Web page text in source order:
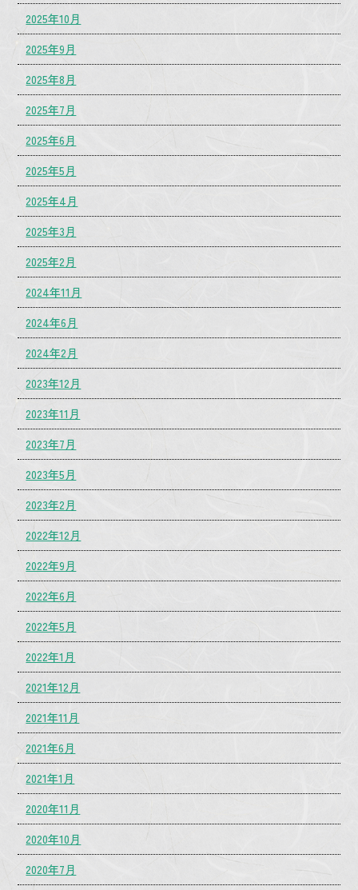
2025年10月
2025年9月
2025年8月
2025年7月
2025年6月
2025年5月
2025年4月
2025年3月
2025年2月
2024年11月
2024年6月
2024年2月
2023年12月
2023年11月
2023年7月
2023年5月
2023年2月
2022年12月
2022年9月
2022年6月
2022年5月
2022年1月
2021年12月
2021年11月
2021年6月
2021年1月
2020年11月
2020年10月
2020年7月